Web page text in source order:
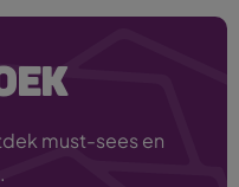
must-sees en